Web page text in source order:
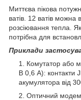
Миттєва пікова
ватів. 12 ватів можна
розсіювання тепла.
потрібна для
Приклади
Комутатор або
В 0,6 А): контакти
акумулятора від
Оптичний